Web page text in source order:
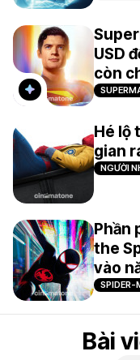
USD
còn
Hé lộ
gian
NGƯỜI
Phần
the
vào
SPIDER-
Bài